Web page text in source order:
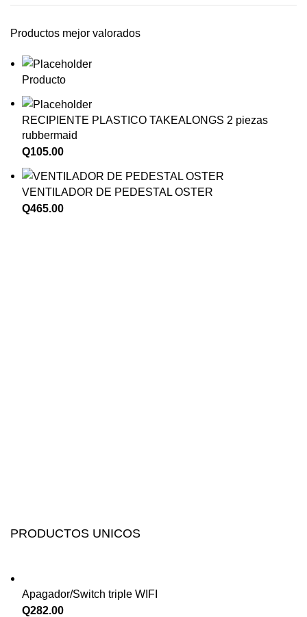
Productos mejor valorados
Producto
RECIPIENTE PLASTICO TAKEALONGS 2 piezas
rubbermaid
Q105.00
VENTILADOR DE PEDESTAL OSTER
Q465.00
PRODUCTOS UNICOS
Apagador/Switch triple WIFI
Q282.00